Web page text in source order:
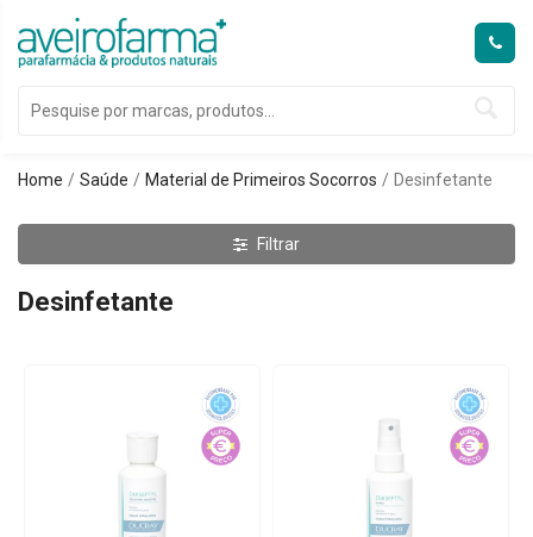
Home Saúde Material de Primeiros Socorros Desinfetante
Filtrar
Desinfetante